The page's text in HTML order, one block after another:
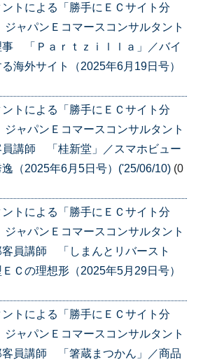
ントによる「勝手にＥＣサイト分
ャパンＥコマースコンサルタント
「Ｐａｒｔｚｉｌｌａ」／バイ
海外サイト（2025年6月19日号）
ントによる「勝手にＥＣサイト分
ャパンＥコマースコンサルタント
講師 「桂新堂」／スマホビュー
（2025年6月5日号）('25/06/10) (0
ントによる「勝手にＥＣサイト分
ャパンＥコマースコンサルタント
員講師 「しまんとリバースト
Ｃの理想形（2025年5月29日号）
ントによる「勝手にＥＣサイト分
ャパンＥコマースコンサルタント
員講師 「箸蔵まつかん」／商品